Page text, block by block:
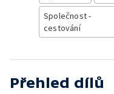
Společnost -
cestování
Přehled dílů